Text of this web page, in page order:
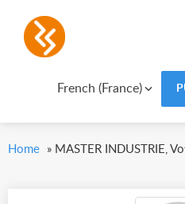
French (France)
Home » MASTER INDUSTRIE,